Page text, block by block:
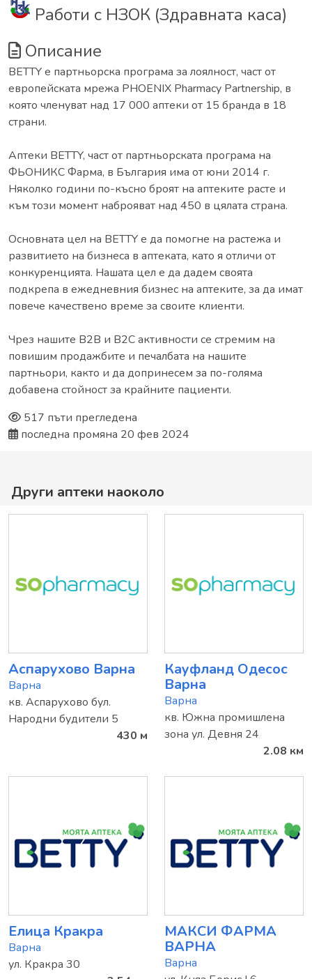
Работи с НЗОК (Здравната каса)
Описание
BETTY е партньорска програма за лоялност, част от
европейската мрежа PHOENIX Pharmacy Partnership, в
която членуват над 17 000 аптеки от 15 бранда в 18
страни.
Аптеки BETTY, част от партньорската програма на
ФЬОНИКС Фарма, в България има от юни 2014 г.
Няколко години по-късно броят на аптеките расте и
към този момент наброяват над 450 в цялата страна.
Основната цел на BETTY е да помогне на растежа и
развитието на бизнеса в аптеката, като я отличи от
конкуренцията. Нашата цел е да дадем своята
подкрепа в ежедневния бизнес на аптеките, за да имат
повече качествено време за своите клиенти.
Чрез нашите B2B и B2C активности се стремим на
повишим продажбите и печалбата на нашите
партньори, както и да допринесем за по-голяма
добавена стойност за крайните пациенти.
517 пъти прегледена
последна промяна 20 фев 2024
Други аптеки наоколо
Аспарухово Варна
Варна
кв. Аспарухово бул.
Народни будители 5
430 м
Кауфланд Одесос
Варна
Варна
кв. Южна промишлена
зона ул. Девня 24
2.08 км
Елица Кракра
Варна
ул. Кракра 30
МАКСИ ФАРМА
ВАРНА
Варна